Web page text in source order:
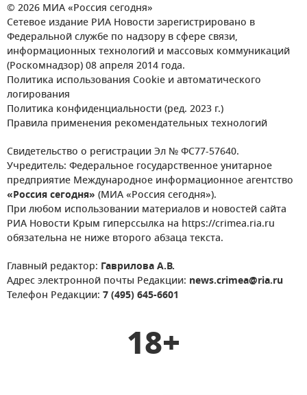
© 2026 МИА «Россия сегодня»
Сетевое издание РИА Новости зарегистрировано в
Федеральной службе по надзору в сфере связи,
информационных технологий и массовых коммуникаций
(Роскомнадзор) 08 апреля 2014 года.
Политика использования Cookie и автоматического
логирования
Политика конфиденциальности (ред. 2023 г.)
Правила применения рекомендательных технологий
Свидетельство о регистрации Эл № ФС77-57640.
Учредитель: Федеральное государственное унитарное
предприятие Международное информационное агентство
«Россия сегодня» (МИА «Россия сегодня»).
При любом использовании материалов и новостей сайта
РИА Новости Крым гиперссылка на https://crimea.ria.ru
обязательна не ниже второго абзаца текста.
Главный редактор: Гаврилова А.В.
Адрес электронной почты Редакции: news.crimea@ria.ru
Телефон Редакции: 7 (495) 645-6601
18+